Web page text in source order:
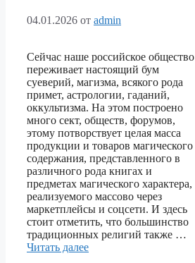
04.01.2026 от admin
Сейчас наше российское общество
переживает настоящий бум
суеверий, магизма, всякого рода
примет, астрологии, гаданий,
оккультизма. На этом построено
много сект, обществ, форумов,
этому потворствует целая масса
продукции и товаров магического
содержания, представленного в
различного рода книгах и
предметах магического характера,
реализуемого массово через
маркетплейсы и соцсети. И здесь
стоит отметить, что большинство
традиционных религий также …
Читать далее